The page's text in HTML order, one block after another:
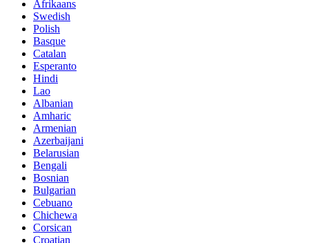
Afrikaans
Swedish
Polish
Basque
Catalan
Esperanto
Hindi
Lao
Albanian
Amharic
Armenian
Azerbaijani
Belarusian
Bengali
Bosnian
Bulgarian
Cebuano
Chichewa
Corsican
Croatian